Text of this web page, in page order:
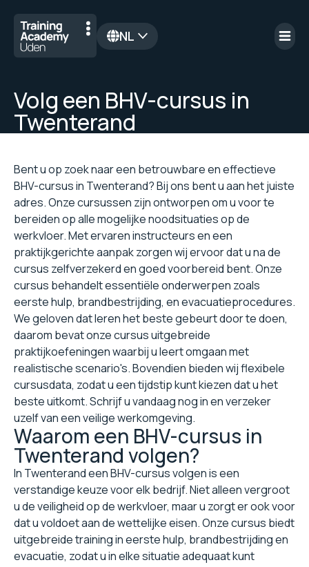
NL
Volg een BHV-cursus in
Twenterand
Bent u op zoek naar een betrouwbare en effectieve
BHV-cursus in Twenterand? Bij ons bent u aan het juiste
adres. Onze cursussen zijn ontworpen om u voor te
bereiden op alle mogelijke noodsituaties op de
werkvloer. Met ervaren instructeurs en een
praktijkgerichte aanpak zorgen wij ervoor dat u na de
cursus zelfverzekerd en goed voorbereid bent. Onze
cursus behandelt essentiële onderwerpen zoals
eerste hulp, brandbestrijding, en evacuatieprocedures.
We geloven dat leren het beste gebeurt door te doen,
daarom bevat onze cursus uitgebreide
praktijkoefeningen waarbij u leert omgaan met
realistische scenario's. Bovendien bieden wij flexibele
cursusdata, zodat u een tijdstip kunt kiezen dat u het
beste uitkomt. Schrijf u vandaag nog in en verzeker
uzelf van een veilige werkomgeving.
Waarom een BHV-cursus in
Twenterand volgen?
In Twenterand een BHV-cursus volgen is een
verstandige keuze voor elk bedrijf. Niet alleen vergroot
u de veiligheid op de werkvloer, maar u zorgt er ook voor
dat u voldoet aan de wettelijke eisen. Onze cursus biedt
uitgebreide training in eerste hulp, brandbestrijding en
evacuatie, zodat u in elke situatie adequaat kunt